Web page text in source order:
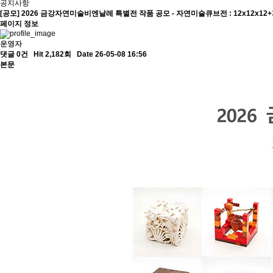
공지사항
[공모] 2026 금강자연미술비엔날레 특별전 작품 공모 - 자연미술큐브전 :
페이지 정보
운영자
댓글 0건
Hit 2,182회
Date 26-05-08 16:56
본문